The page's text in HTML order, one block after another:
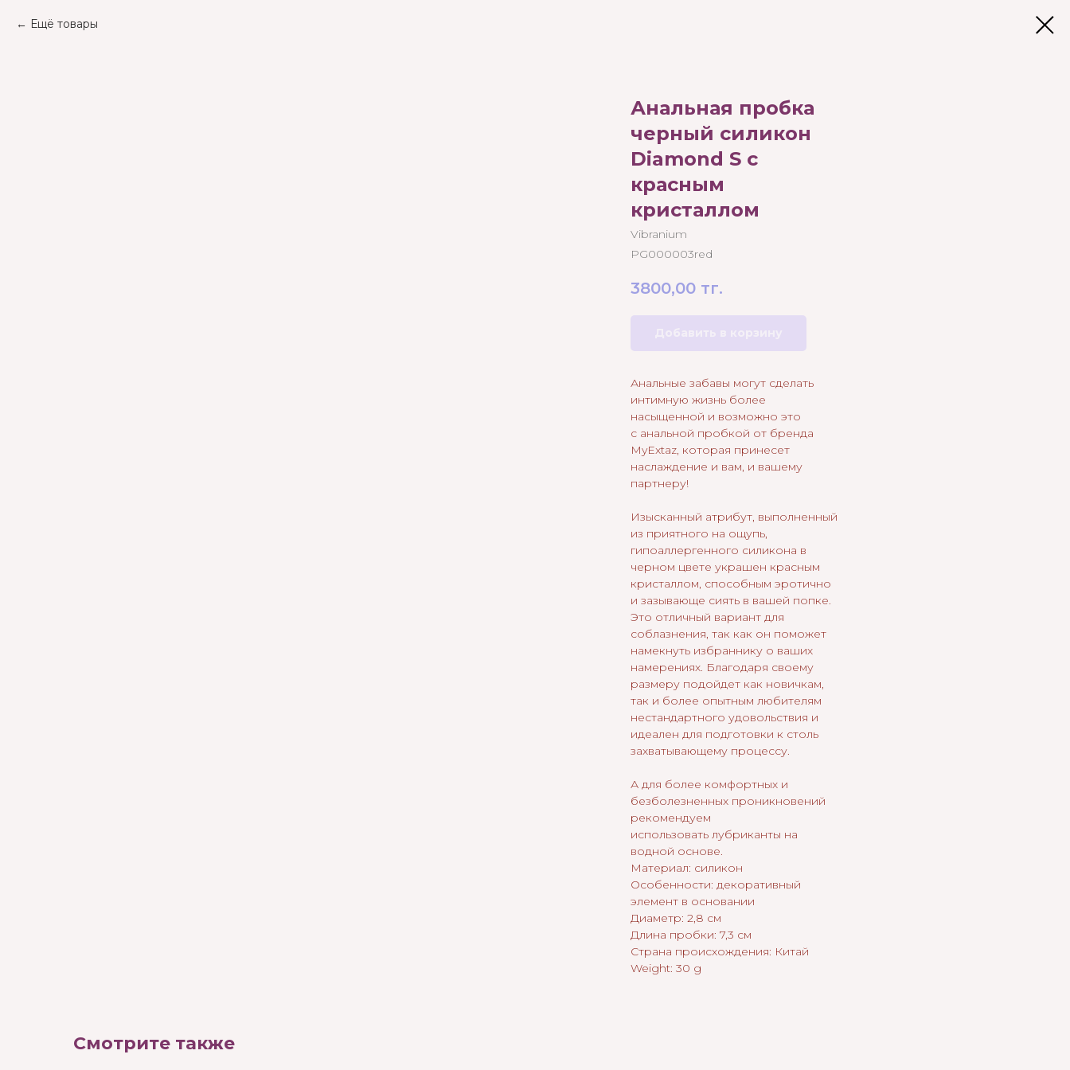
Ещё товары
Анальная пробка
черный силикон
Diamond S с
красным
кристаллом
Vibranium
PG000003red
3800,00 тг.
Анальные забавы могут сделать
интимную жизнь более
насыщенной и возможно это
с анальной пробкой от бренда
MyExtaz, которая принесет
наслаждение и вам, и вашему
партнеру!
Изысканный атрибут, выполненный
из приятного на ощупь,
гипоаллергенного силикона в
черном цвете украшен красным
кристаллом, способным эротично
и зазывающе сиять в вашей попке.
Это отличный вариант для
соблазнения, так как он поможет
намекнуть избраннику о ваших
намерениях. Благодаря своему
размеру подойдет как новичкам,
так и более опытным любителям
нестандартного удовольствия и
идеален для подготовки к столь
захватывающему процессу.
А для более комфортных и
безболезненных проникновений
рекомендуем
использовать лубриканты на
водной основе.
Материал: силикон
Особенности: декоративный
элемент в основании
Диаметр: 2,8 см
Длина пробки: 7,3 см
Страна происхождения: Китай
Weight: 30 g
Смотрите также